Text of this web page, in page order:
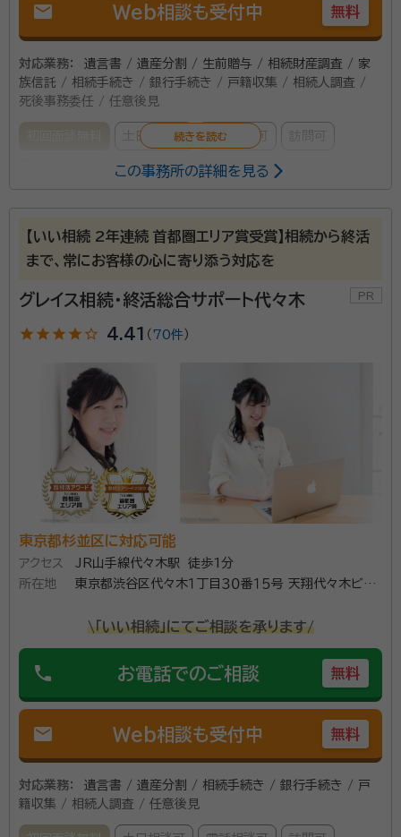
します。 面談は土日やオンライン、ご自宅への出張面談も可能で
所属団体： 神奈川県司法書士会・神奈川県行政書士会
mail Web相談も受付中 無料
対応業務：
遺言書 / 遺産分割 / 生前贈与 / 相続財産調査 / 家
族信託 / 相続手続き / 銀行手続き / 戸籍収集 / 相続人調査 /
死後事務委任 / 任意後見
土日相談可 電話相談可 訪問可
女性スタッフ対応可
account_circle
こちらの意向をしっかり聴いたうえで細かな対応をしてもらえたから。
依頼後のメール及び電話の対応が迅速でこちらの分からない事等も丁寧
相続・後見・家族信託のセミナー講師を長年務める行政書士が対
応いたします！ ２０名以上の相続人がいるケース、連絡拒否する
相続人がいるケース等遺産分割協議が困難な様々な相続を解決
してきました。円満相続の秘訣、相続手続きの順番など相続に関
するあらゆることを分かりやすくアドバイスします。
資格等：行政書士
この事務所の詳細を見る
【いい相続 2年連続 首都圏エリア賞受賞】相続から終活
まで、常にお客様の心に寄り添う対応を
グレイス相続・終活総合サポート代々木
star star star star star_outline 4.41 （ 70件）
東京都杉並区に対応可能
アクセス
JR山手線代々木駅 徒歩1分
所在地
東京都渋谷区代々木１丁目３０番１５号 天翔代々木ビ
\「いい相続」にてご相談を承ります/
phone お電話でのご相談 無料
mail Web相談も受付中 無料
対応業務：
遺言書 / 遺産分割 / 相続手続き / 銀行手続き / 戸
籍収集 / 相続人調査 / 任意後見